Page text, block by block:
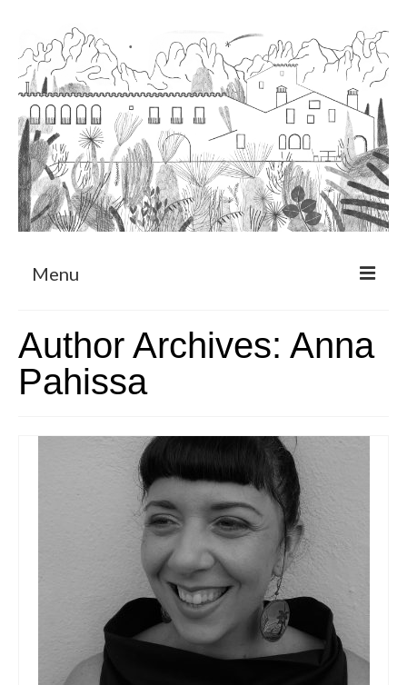
Menu
Programa de Residència
CRUCERO
Queda’t amb nosaltres
Author Archives: Anna
Pahissa